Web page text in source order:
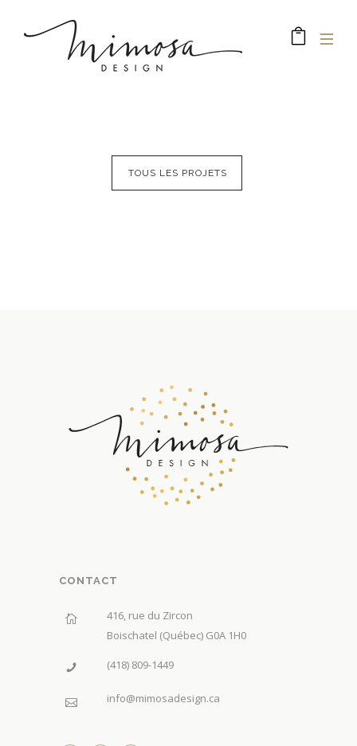
TOUS LES PROJETS
CONTACT
416, rue du Zircon
Boischatel (Québec) G0A 1H0
(418) 809-1449
info@mimosadesign.ca